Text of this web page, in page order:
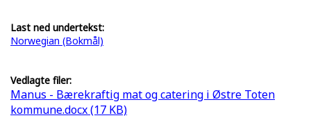
Last ned undertekst:
Norwegian (Bokmål)
Vedlagte filer:
Manus - Bærekraftig mat og catering i Østre Toten
kommune.docx (17 KB)